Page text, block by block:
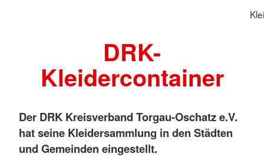
DRK-
Kleidercontainer
Der DRK Kreisverband Torgau-Oschatz e.V.
hat seine Kleidersammlung in den Städten
und Gemeinden eingestellt.